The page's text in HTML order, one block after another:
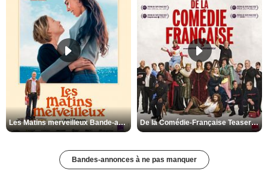
Les Matins merveilleux Bande-annonce VF De la Comédie-Française Teaser VF
Bandes-annonces à ne pas manquer